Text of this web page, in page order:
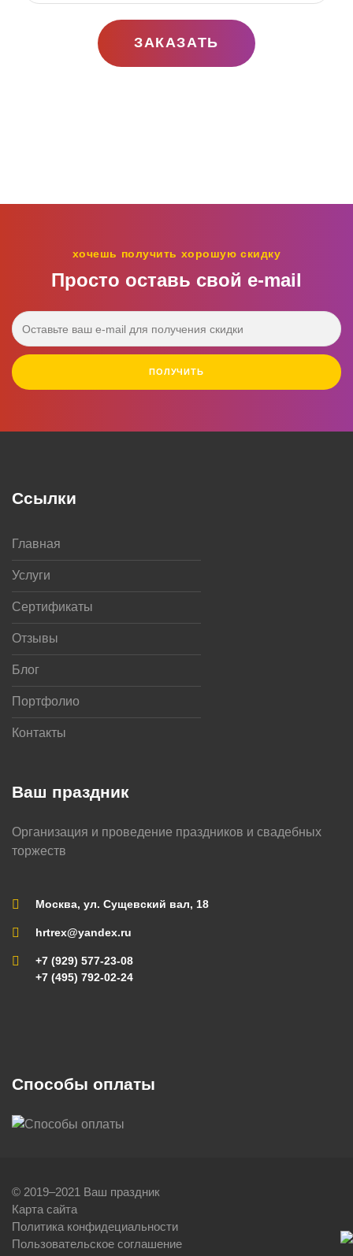
ЗАКАЗАТЬ
хочешь получить хорошую скидку
Просто оставь свой e‑mail
ПОЛУЧИТЬ
Ваш праздник
Организация и проведение праздников и свадебных
торжеств
Москва, ул. Сущевский вал, 18
hrtrex@yandex.ru
+7 (929) 577-23-08
+7 (495) 792-02-24
Ссылки
Главная
Услуги
Сертификаты
Отзывы
Блог
Портфолио
Контакты
Способы оплаты
© 2019–2021 Ваш праздник
Карта сайта
Политика конфидециальности
Пользовательское соглашение